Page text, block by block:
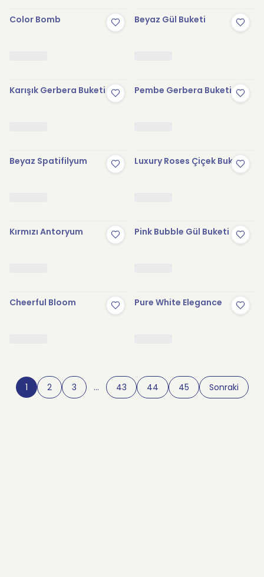
Color Bomb Beyaz Gül Buketi
Karışık Gerbera Buketi Pembe Gerbera Buketi
Beyaz Spatifilyum Luxury Roses Çiçek Buketi
Kırmızı Antoryum Pink Bubble Gül Buketi
Cheerful Bloom Pure White Elegance
1 2 3 … 43 44 45 Sonraki